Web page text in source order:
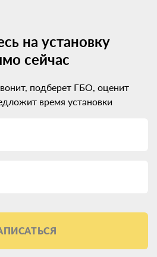
на установку
сейчас
подберет ГБО, оценит
время установки